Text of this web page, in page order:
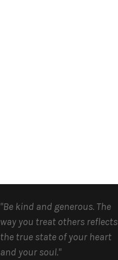
"Be kind and generous. The
way you treat others reflects
the true state of your heart
and your soul."